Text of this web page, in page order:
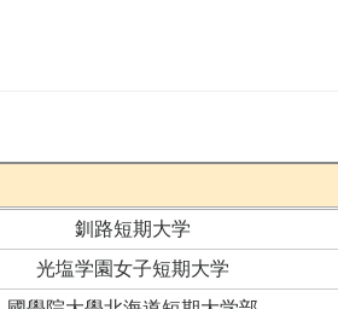
釧路短期大学
光塩学園女子短期大学